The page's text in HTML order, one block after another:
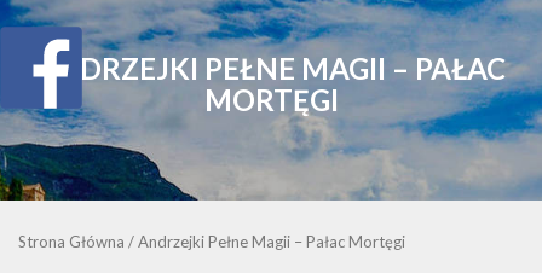
ANDRZEJKI PEŁNE MAGII – PAŁAC
MORTĘGI
Strona Główna /Andrzejki Pełne Magii – Pałac Mortęgi